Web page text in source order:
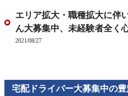
エリア拡大・職種拡大に伴
ん大募集中、未経験者全く
2021/08/27
宅配ドライバー大募集中の